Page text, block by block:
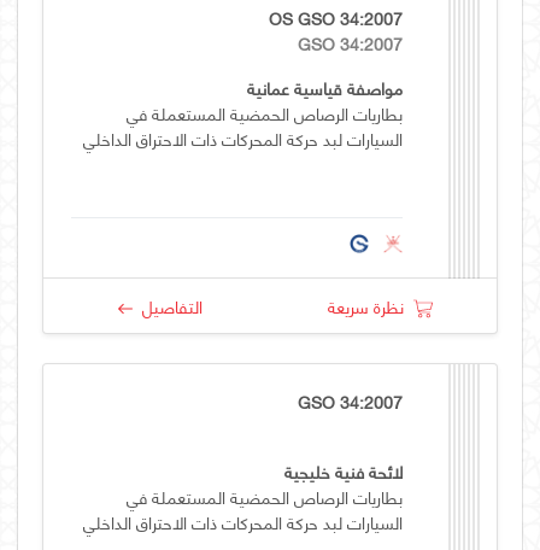
OS GSO 34:2007
GSO 34:2007
مواصفة قياسية عمانية
بطاريات الرصاص الحمضية المستعملة في
السيارات لبد حركة المحركات ذات الاحتراق الداخلي
نظرة سريعة التفاصيل
GSO 34:2007
لائحة فنية خليجية
بطاريات الرصاص الحمضية المستعملة في
السيارات لبد حركة المحركات ذات الاحتراق الداخلي